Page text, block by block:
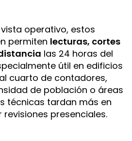
operativo, estos
permiten lecturas, cortes
las 24 horas del
útil en edificios
cuarto de contadores,
de población o áreas
técnicas tardan más en
presenciales.